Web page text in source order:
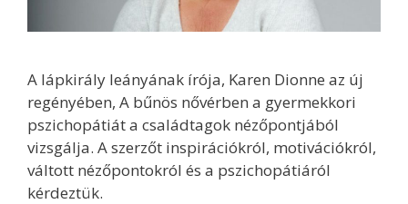
A lápkirály leányának írója, Karen Dionne az új
regényében, A bűnös nővérben a gyermekkori
pszichopátiát a családtagok nézőpontjából
vizsgálja. A szerzőt inspirációkról, motivációkról,
váltott nézőpontokról és a pszichopátiáról
kérdeztük.